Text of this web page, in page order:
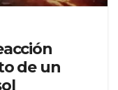
de un